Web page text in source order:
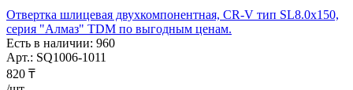
Отвертка шлицевая двухкомпонентная, CR-V тип SL8.0x150,
серия "Алмаз" TDM по выгодным ценам.
Есть в наличии: 960
Арт.: SQ1006-1011
820 ₸